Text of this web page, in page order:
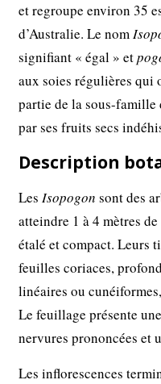
et regroupe environ 35
d’Australie. Le nom
signifiant « égal » et
aux soies régulières qui
partie de la sous-famille
par ses fruits secs
Description
LesIsopogon sont des
atteindre 1 à 4 mètres
étalé et compact. Leurs
feuilles coriaces,
linéaires ou
Le feuillage présente
nervures prononcées et
Les inflorescences